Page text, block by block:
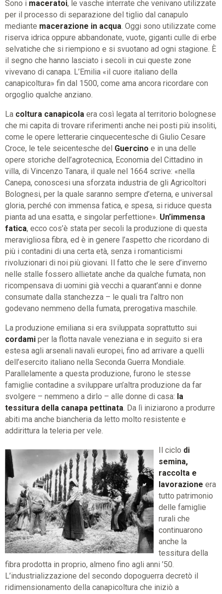
Sono i maceratoi, le vasche interrate che venivano utilizzate
per il processo di separazione del tiglio dal canapulo
mediante macerazione in acqua. Oggi sono utilizzate come
riserva idrica oppure abbandonate, vuote, giganti culle di erbe
selvatiche che si riempiono e si svuotano ad ogni stagione. È
il segno che hanno lasciato i secoli in cui queste zone
vivevano di canapa. L’Emilia «il cuore italiano della
canapicoltura» fin dal 1500, come ama ancora ricordare con
orgoglio qualche anziano.
La coltura canapicola era così legata al territorio bolognese
che mi capita di trovare riferimenti anche nei posti più insoliti,
come le opere letterarie cinquecentesche di Giulio Cesare
Croce, le tele seicentesche del Guercino e in una delle
opere storiche dell’agrotecnica, Economia del Cittadino in
villa, di Vincenzo Tanara, il quale nel 1664 scrive: «nella
Canepa, conoscesi una sforzata industria de gli Agricoltori
Bolognesi, per la quale saranno sempre d’eterna, e universal
gloria, perché con immensa fatica, e spesa, si riduce questa
pianta ad una esatta, e singolar perfettione». Un’immensa
fatica, ecco cos’è stata per secoli la produzione di questa
meravigliosa fibra, ed è in genere l’aspetto che ricordano di
più i contadini di una certa età, senza i romanticismi
rivoluzionari di noi più giovani. Il fatto che le sere d’inverno
nelle stalle fossero allietate anche da qualche fumata, non
ricompensava di uomini già vecchi a quarant’anni e donne
consumate dalla stanchezza – le quali tra l’altro non
godevano nemmeno della fumata, prerogativa maschile.
La produzione emiliana si era sviluppata soprattutto sui
cordami per la flotta navale veneziana e in seguito si era
estesa agli arsenali navali europei, fino ad arrivare a quelli
dell’esercito italiano nella Seconda Guerra Mondiale.
Parallelamente a questa produzione, furono le stesse
famiglie contadine a sviluppare un’altra produzione da far
svolgere – nemmeno a dirlo – alle donne di casa: la
tessitura della canapa pettinata. Da lì iniziarono a produrre
abiti ma anche biancheria da letto molto resistente e
addirittura la teleria per vele.
Il ciclo di
semina,
raccolta e
lavorazione era
tutto patrimonio
delle famiglie
rurali che
continuarono
anche la
tessitura della
fibra prodotta in proprio, almeno fino agli anni ’50.
L’industrializzazione del secondo dopoguerra decretò il
ridimensionamento della canapicoltura che iniziò a